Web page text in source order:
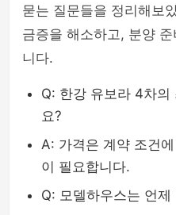
묻는 질문들을 정리해보
금증을 해소하고, 분양
니다.
Q: 한강 유보라 4차의
요?
A: 가격은 계약 조건
이 필요합니다.
Q: 모델하우스는 언